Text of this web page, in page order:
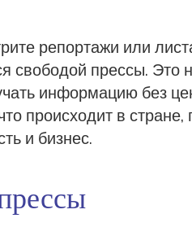
репортажи или
свободой прессы. Это
информацию без
происходит в
и бизнес.